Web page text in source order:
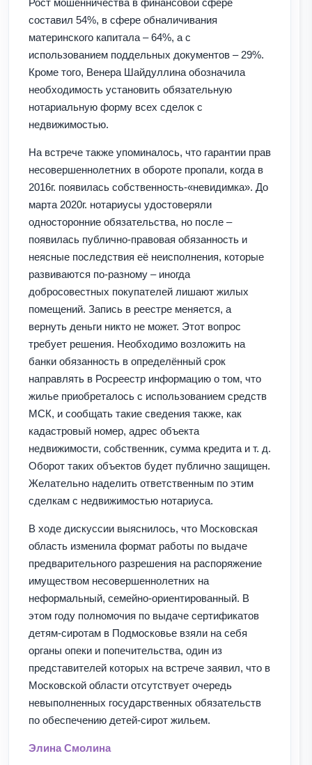
составил 54%, в сфере обналичивания
материнского капитала – 64%, а с
использованием поддельных документов – 29%.
Кроме того, Венера Шайдуллина обозначила
необходимость установить обязательную
нотариальную форму всех сделок с
недвижимостью.
На встрече также упоминалось, что гарантии прав
несовершеннолетних в обороте пропали, когда в
2016г. появилась собственность-«невидимка». До
марта 2020г. нотариусы удостоверяли
односторонние обязательства, но после –
появилась публично-правовая обязанность и
неясные последствия её неисполнения, которые
развиваются по-разному – иногда
добросовестных покупателей лишают жилых
помещений. Запись в реестре меняется, а
вернуть деньги никто не может. Этот вопрос
требует решения. Необходимо возложить на
банки обязанность в определённый срок
направлять в Росреестр информацию о том, что
жилье приобреталось с использованием средств
МСК, и сообщать такие сведения также, как
кадастровый номер, адрес объекта
недвижимости, собственник, сумма кредита и т. д.
Оборот таких объектов будет публично защищен.
Желательно наделить ответственным по этим
сделкам с недвижимостью нотариуса.
В ходе дискуссии выяснилось, что Московская
область изменила формат работы по выдаче
предварительного разрешения на распоряжение
имуществом несовершеннолетних на
неформальный, семейно-ориентированный. В
этом году полномочия по выдаче сертификатов
детям-сиротам в Подмосковье взяли на себя
органы опеки и попечительства, один из
представителей которых на встрече заявил, что в
Московской области отсутствует очередь
невыполненных государственных обязательств
по обеспечению детей-сирот жильем.
Элина Смолина